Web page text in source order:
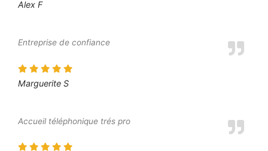
Alex F
Entreprise de confiance
Marguerite S
Accueil téléphonique trés pro